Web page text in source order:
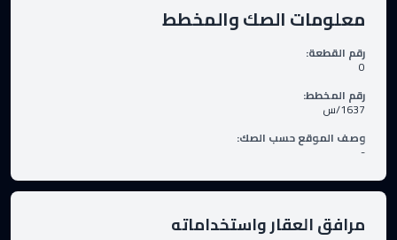
معلومات الصك والمخطط
رقم القطعة:
0
رقم المخطط:
1637/س
وصف الموقع حسب الصك:
-
مرافق العقار واستخداماته